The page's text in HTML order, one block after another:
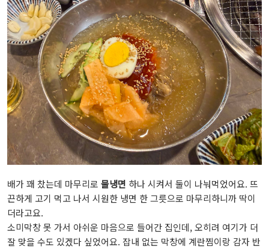
배가 꽤 찼는데 마무리로 물냉면 하나 시켜서 둘이 나눠먹었어요. 뜨
끈하게 고기 먹고 나서 시원한 냉면 한 그릇으로 마무리하니까 딱이
더라고요.
소미막창 못 가서 아쉬운 마음으로 들어간 집인데, 오히려 여기가 더
잘 맞을 수도 있겠다 싶었어요. 잡내 없는 막창에 계란찜이랑 감자 반